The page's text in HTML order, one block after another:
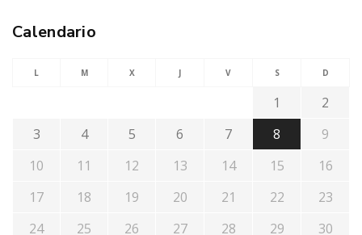
Calendario
L M X J V S D
1
2
3
4 5 6 7 8
9
10
11 12 13 14 15
16
17
18 19 20 21 22
23
24
25 26 27 28 29 30